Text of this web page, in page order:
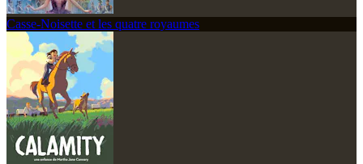
Casse-Noisette et les quatre royaumes